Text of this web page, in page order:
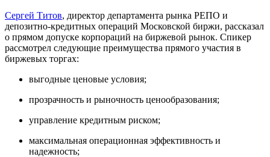
Сергей Титов, директор департамента рынка РЕПО и
депозитно-кредитных операций Московской биржи, рассказал
о прямом допуске корпораций на биржевой рынок. Спикер
рассмотрел следующие преимущества прямого участия в
биржевых торгах:
выгодные ценовые условия;
прозрачность и рыночность ценообразования;
управление кредитным риском;
максимальная операционная эффективность и
надежность;